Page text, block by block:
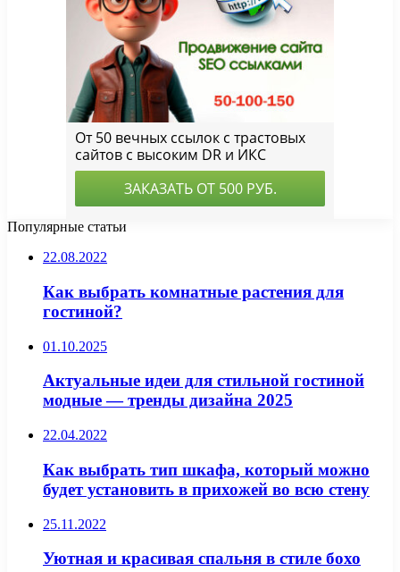
Популярные статьи
22.08.2022
Как выбрать комнатные растения для
гостиной?
01.10.2025
Актуальные идеи для стильной гостиной
модные — тренды дизайна 2025
22.04.2022
Как выбрать тип шкафа, который можно
будет установить в прихожей во всю стену
25.11.2022
Уютная и красивая спальня в стиле бохо